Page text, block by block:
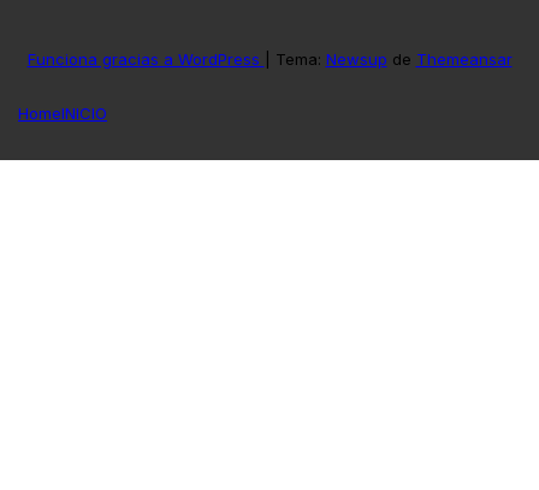
Funciona gracias a WordPress Tema: Newsup de Themeansar
HomeINICIO